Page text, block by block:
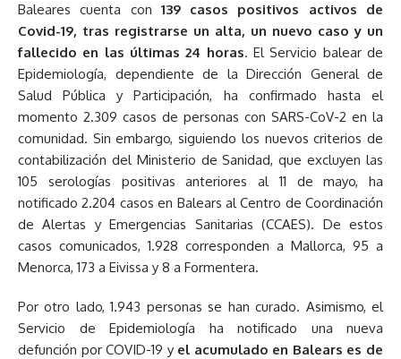
Baleares cuenta con 139 casos positivos activos de
Covid-19, tras registrarse un alta, un nuevo caso y un
fallecido en las últimas 24 horas. El Servicio balear de
Epidemiología, dependiente de la Dirección General de
Salud Pública y Participación, ha confirmado hasta el
momento 2.309 casos de personas con SARS-CoV-2 en la
comunidad. Sin embargo, siguiendo los nuevos criterios de
contabilización del Ministerio de Sanidad, que excluyen las
105 serologías positivas anteriores al 11 de mayo, ha
notificado 2.204 casos en Balears al Centro de Coordinación
de Alertas y Emergencias Sanitarias (CCAES). De estos
casos comunicados, 1.928 corresponden a Mallorca, 95 a
Menorca, 173 a Eivissa y 8 a Formentera.
Por otro lado, 1.943 personas se han curado. Asimismo, el
Servicio de Epidemiología ha notificado una nueva
defunción por COVID-19 y el acumulado en Balears es de